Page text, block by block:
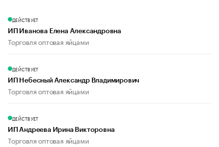
ДЕЙСТВУЕТ
ИП Иванова Елена Александровна
Торговля оптовая яйцами
ДЕЙСТВУЕТ
ИП Небесный Александр Владимирович
Торговля оптовая яйцами
ДЕЙСТВУЕТ
ИП Андреева Ирина Викторовна
Торговля оптовая яйцами